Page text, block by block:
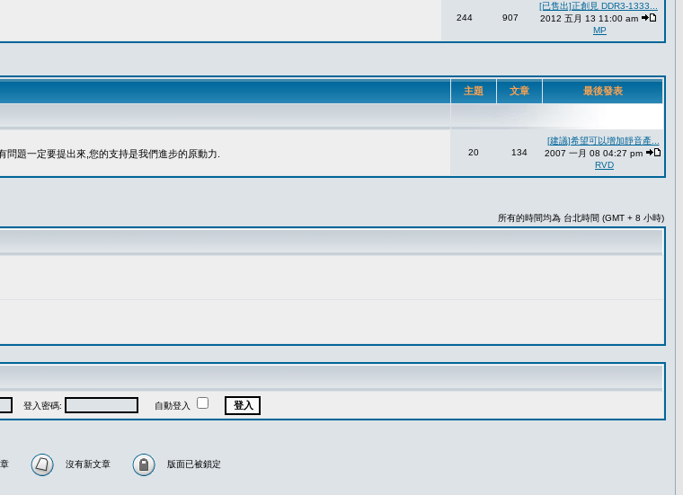
244 907
[已售出]正創見 DDR3-1333...
2012 五月 13 11:00 am
MP
主題 文章 最後發表
題一定要提出來,您的支持是我們進步的原動力. 20 134
[建議]希望可以增加靜音產...
2007 一月 08 04:27 pm
RVD
所有的時間均為 台北時間 (GMT + 8 小時)
登入密碼: 自動登入
沒有新文章 版面已被鎖定